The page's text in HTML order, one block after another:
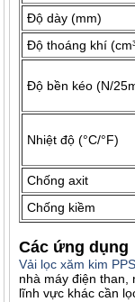
Độ dày (mm)
Độ thoáng khí
Độ bền kéo (N/
Nhiệt độ (°C/°F)
Chống axit
Chống kiềm
Các ứng dụng
Vải lọc xăm kim PPS
nhà máy điện than,
lĩnh vực khác cần